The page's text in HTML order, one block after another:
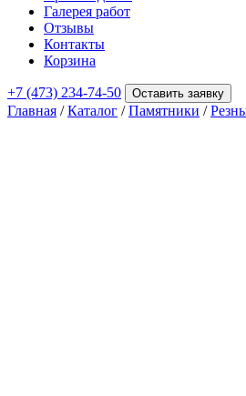
Галерея работ
Отзывы
Контакты
Корзина
+7 (473) 234-74-50 Оставить заявку
Главная /Каталог /Памятники /